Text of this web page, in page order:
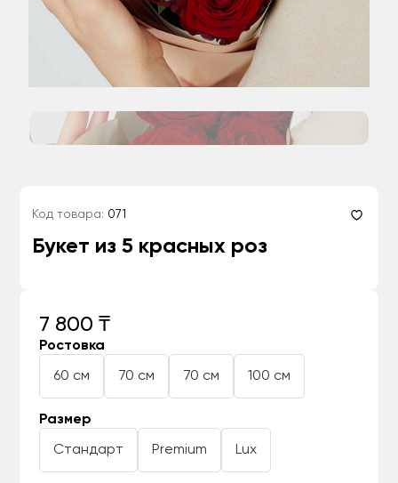
Код товара: 071
Букет из 5 красных роз
7 800 ₸
Ростовка
60 см 70 см 70 см 100 см
Размер
Стандарт Premium Lux